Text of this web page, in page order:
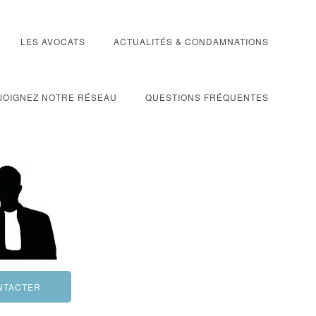
LES AVOCATS ACTUALITÉS & CONDAMNATIONS
NOTRE RÉSEAU QUESTIONS FRÉQUENTES